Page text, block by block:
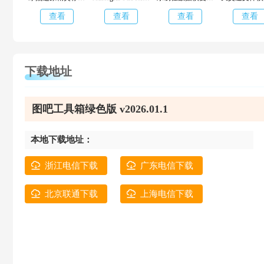
查看 查看 查看 查看
下载地址
图吧工具箱绿色版 v2026.01.1
本地下载地址：
浙江电信下载 广东电信下载
北京联通下载 上海电信下载